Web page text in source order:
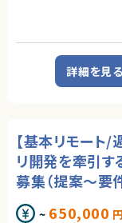
ServiceNowプラットフ
クライアントの業務課
して担当いただきます。
・JavaScriptによるカ
・ワークフロー設計お
・詳細設計書、テスト
・成果物レビューおよ
■体制
詳細を見る
【基本リモート
リ開発を牽引す
募集（提案～要
~ 650,000 円